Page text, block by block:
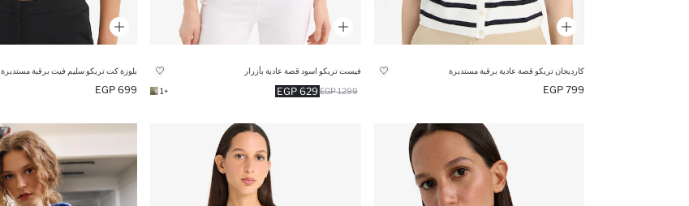
كارديجان تريكو قصة عادية برقبة مستديرة
799 EGP
فيست تريكو اسود قصة عادية بأزرار
629 EGP 1299 EGP
+1
بلوزة كت تريكو سليم فيت برقبة مستديرة
699 EGP